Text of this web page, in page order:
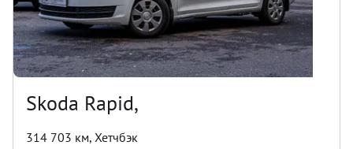
Skoda Rapid,
314 703 км, Хетчбэк